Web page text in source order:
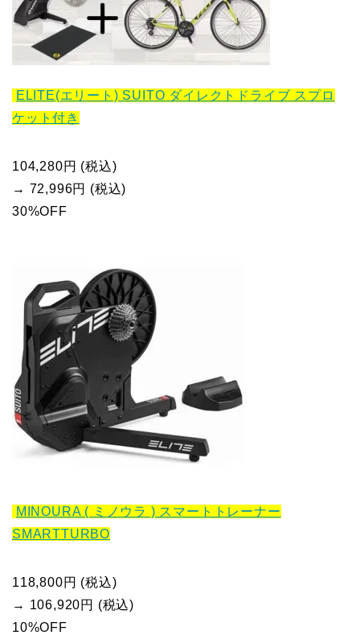
ELITE(エリート) SUITO ダイレクトドライブ スプロ
ケット付き
104,280円 (税込)
→ 72,996円 (税込)
30%OFF
MINOURA ( ミノウラ ) スマートトレーナー
SMARTTURBO
118,800円 (税込)
→ 106,920円 (税込)
10%OFF